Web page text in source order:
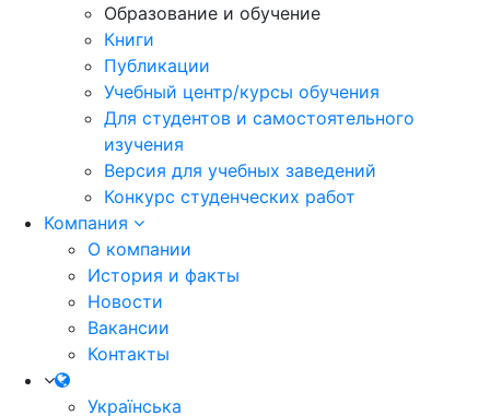
Образование и обучение
Книги
Публикации
Учебный центр/курсы обучения
Для студентов и самостоятельного
изучения
Версия для учебных заведений
Конкурс студенческих работ
Компания
О компании
История и факты
Новости
Вакансии
Контакты
Українська